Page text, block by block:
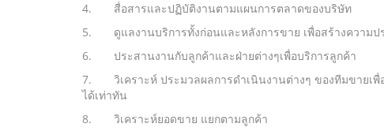
4. สื่อสารและปฏิบัติงานตามแผนการตลาดของบริษัท
5. ดูแลงานบริการทั้งก่อนและหลังการขาย เพื่อสร้างความป
6. ประสานงานกับลูกค้าและฝ่ายต่างๆเพื่อบริการลูกค้า
7. วิเคราะห์ ประมวลผลการดำเนินงานต่างๆ ของทีมขายเพื่
ได้เท่าทัน
8. วิเคราะห์ยอดขาย แยกตามลูกค้า